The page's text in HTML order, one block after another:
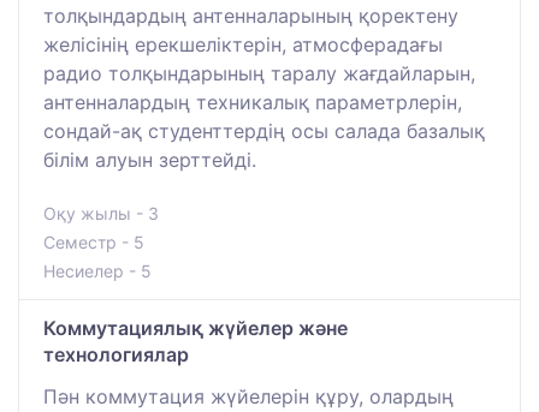
толқындардың антенналарының қоректену
желісінің ерекшеліктерін, атмосферадағы
радио толқындарының таралу жағдайларын,
антенналардың техникалық параметрлерін,
сондай-ақ студенттердің осы салада базалық
білім алуын зерттейді.
Оқу жылы - 3
Семестр - 5
Несиелер - 5
Коммутациялық жүйелер және
технологиялар
Пән коммутация жүйелерін құру, олардың